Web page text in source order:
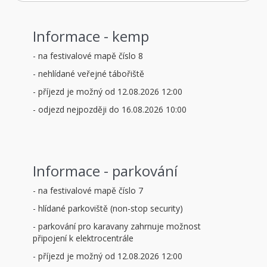
Informace - kemp
- na festivalové mapě číslo 8
- nehlídané veřejné tábořiště
- příjezd je možný od 12.08.2026 12:00
- odjezd nejpozději do 16.08.2026 10:00
Informace - parkování
- na festivalové mapě číslo 7
- hlídané parkoviště (non-stop security)
- parkování pro karavany zahrnuje možnost
připojení k elektrocentrále
- příjezd je možný od 12.08.2026 12:00